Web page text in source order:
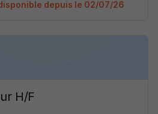
depuis le 02/07/26
H/F